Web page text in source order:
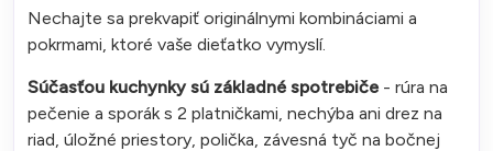
Nechajte sa prekvapiť originálnymi kombináciami a
pokrmami, ktoré vaše dieťatko vymyslí.
Súčasťou kuchynky sú základné spotrebiče - rúra na
pečenie a sporák s 2 platničkami, nechýba ani drez na
riad, úložné priestory, polička, závesná tyč na bočnej